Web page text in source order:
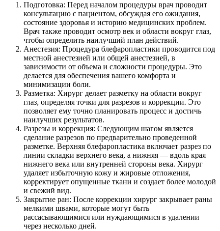
Подготовка: Перед началом процедуры врач проводит
консультацию с пациентом, обсуждая его ожидания,
состояние здоровья и историю медицинских проблем.
Врач также проводит осмотр век и области вокруг глаз,
чтобы определить наилучший план действий.
Анестезия: Процедура блефаропластики проводится под
местной анестезией или общей анестезией, в
зависимости от объема и сложности процедуры. Это
делается для обеспечения вашего комфорта и
минимизации боли.
Разметка: Хирург делает разметку на области вокруг
глаз, определяя точки для разрезов и коррекции. Это
позволяет ему точно планировать процесс и достичь
наилучших результатов.
Разрезы и коррекция: Следующим шагом является
сделание разрезов по предварительно проведенной
разметке. Верхняя блефаропластика включает разрез по
линии складки верхнего века, а нижняя — вдоль края
нижнего века или внутренней стороны века. Хирург
удаляет избыточную кожу и жировые отложения,
корректирует опущенные ткани и создает более молодой
и свежий вид.
Закрытие ран: После коррекции хирург закрывает раны
мелкими швами, которые могут быть
рассасывающимися или нуждающимися в удалении
через несколько дней.